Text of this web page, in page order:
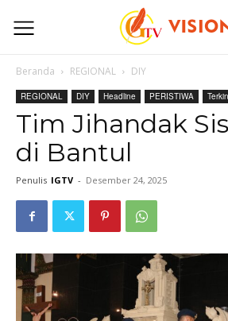
Beranda REGIONAL DIY
REGIONAL DIY Headline PERISTIWA
Tim Jihandak
di Bantul
Penulis IGTV - Desember 24, 2025